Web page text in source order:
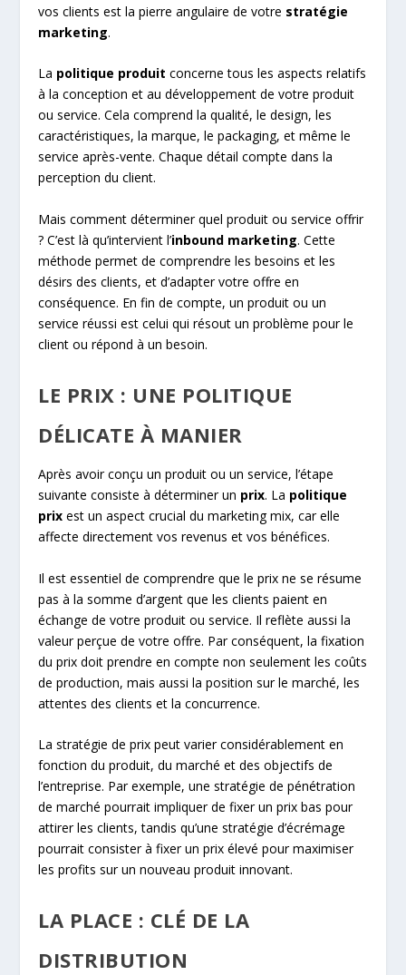
vos clients est la pierre angulaire de votre stratégie
marketing.
La politique produit concerne tous les aspects relatifs
à la conception et au développement de votre produit
ou service. Cela comprend la qualité, le design, les
caractéristiques, la marque, le packaging, et même le
service après-vente. Chaque détail compte dans la
perception du client.
Mais comment déterminer quel produit ou service offrir
? C’est là qu’intervient l’inbound marketing. Cette
méthode permet de comprendre les besoins et les
désirs des clients, et d’adapter votre offre en
conséquence. En fin de compte, un produit ou un
service réussi est celui qui résout un problème pour le
client ou répond à un besoin.
LE PRIX : UNE POLITIQUE
DÉLICATE À MANIER
Après avoir conçu un produit ou un service, l’étape
suivante consiste à déterminer un prix. La politique
prix est un aspect crucial du marketing mix, car elle
affecte directement vos revenus et vos bénéfices.
Il est essentiel de comprendre que le prix ne se résume
pas à la somme d’argent que les clients paient en
échange de votre produit ou service. Il reflète aussi la
valeur perçue de votre offre. Par conséquent, la fixation
du prix doit prendre en compte non seulement les coûts
de production, mais aussi la position sur le marché, les
attentes des clients et la concurrence.
La stratégie de prix peut varier considérablement en
fonction du produit, du marché et des objectifs de
l’entreprise. Par exemple, une stratégie de pénétration
de marché pourrait impliquer de fixer un prix bas pour
attirer les clients, tandis qu’une stratégie d’écrémage
pourrait consister à fixer un prix élevé pour maximiser
les profits sur un nouveau produit innovant.
LA PLACE : CLÉ DE LA
DISTRIBUTION